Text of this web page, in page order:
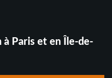
Paris et en Île-de-